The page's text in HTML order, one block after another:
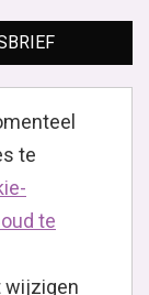
te
te
wijzigen